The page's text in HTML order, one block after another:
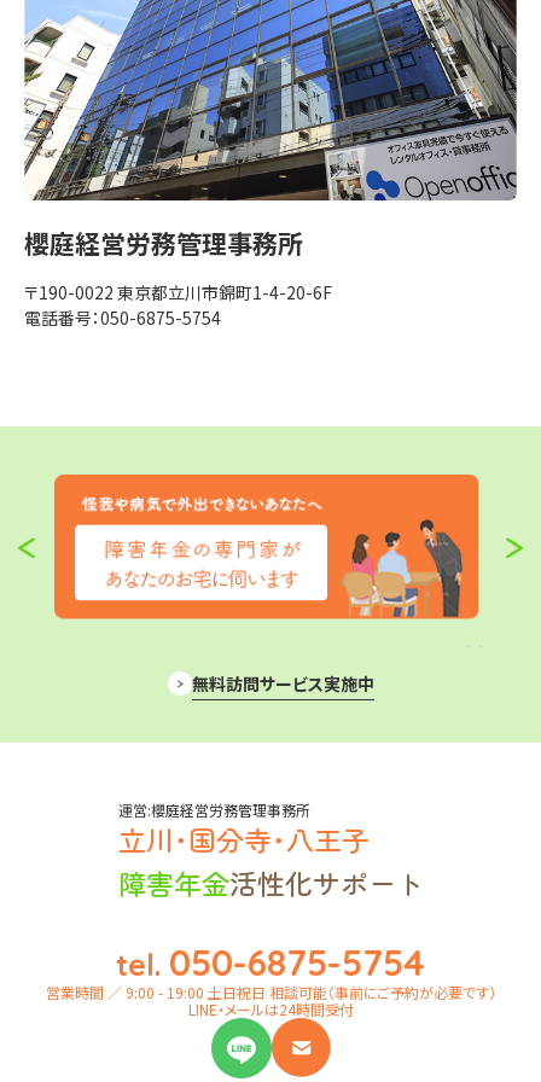
櫻庭経営労務管理事務所
〒190-0022 東京都立川市錦町1-4-20-6F
電話番号：050-6875-5754
無料訪問サービス実施中
運営:櫻庭経営労務管理事務所
立川･国分寺･八王子
障害年金活性化サポート
tel. 050-6875-5754
営業時間 ／ 9:00 - 19:00 土日祝日 相談可能（事前にご予約が必要です）
LINE・メールは24時間受付